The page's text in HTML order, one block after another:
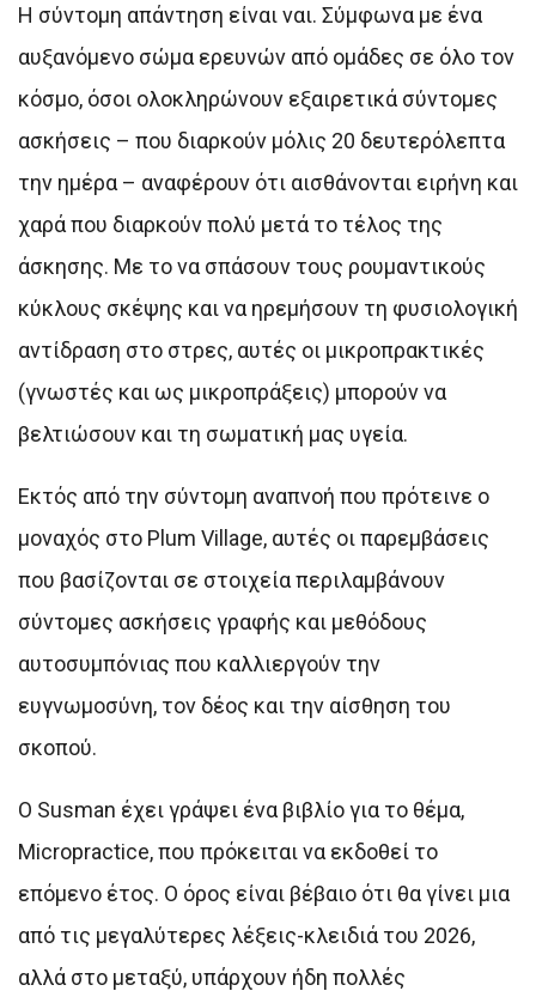
Η σύντομη απάντηση είναι ναι. Σύμφωνα με ένα
αυξανόμενο σώμα ερευνών από ομάδες σε όλο τον
κόσμο, όσοι ολοκληρώνουν εξαιρετικά σύντομες
ασκήσεις – που διαρκούν μόλις 20 δευτερόλεπτα
την ημέρα – αναφέρουν ότι αισθάνονται ειρήνη και
χαρά που διαρκούν πολύ μετά το τέλος της
άσκησης. Με το να σπάσουν τους ρουμαντικούς
κύκλους σκέψης και να ηρεμήσουν τη φυσιολογική
αντίδραση στο στρες, αυτές οι μικροπρακτικές
(γνωστές και ως μικροπράξεις) μπορούν να
βελτιώσουν και τη σωματική μας υγεία.
Εκτός από την σύντομη αναπνοή που πρότεινε ο
μοναχός στο Plum Village, αυτές οι παρεμβάσεις
που βασίζονται σε στοιχεία περιλαμβάνουν
σύντομες ασκήσεις γραφής και μεθόδους
αυτοσυμπόνιας που καλλιεργούν την
ευγνωμοσύνη, τον δέος και την αίσθηση του
σκοπού.
Ο Susman έχει γράψει ένα βιβλίο για το θέμα,
Micropractice, που πρόκειται να εκδοθεί το
επόμενο έτος. Ο όρος είναι βέβαιο ότι θα γίνει μια
από τις μεγαλύτερες λέξεις-κλειδιά του 2026,
αλλά στο μεταξύ, υπάρχουν ήδη πολλές